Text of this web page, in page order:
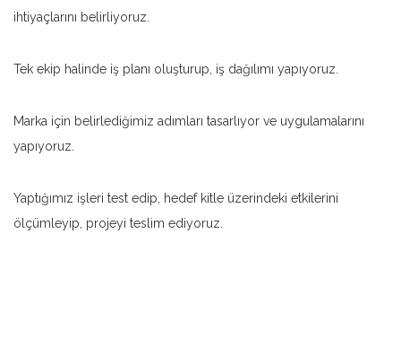
ihtiyaçlarını belirliyoruz.
Tek ekip halinde iş planı oluşturup, iş dağılımı yapıyoruz.
Marka için belirlediğimiz adımları tasarlıyor ve uygulamalarını
yapıyoruz.
Yaptığımız işleri test edip, hedef kitle üzerindeki etkilerini
ölçümleyip, projeyi teslim ediyoruz.